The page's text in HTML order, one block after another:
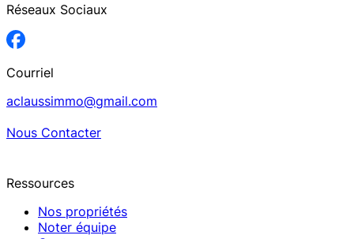
Réseaux Sociaux
Courriel
aclaussimmo@gmail.com
Nous Contacter
Ressources
Nos propriétés
Noter équipe